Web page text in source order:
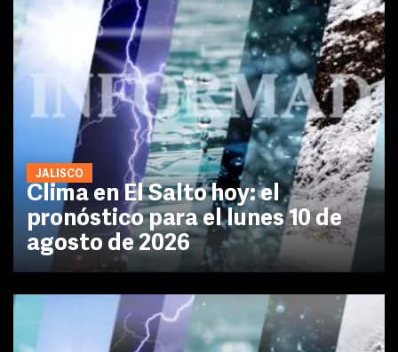
JALISCO
Clima en El Salto hoy: el
pronóstico para el lunes 10 de
agosto de 2026